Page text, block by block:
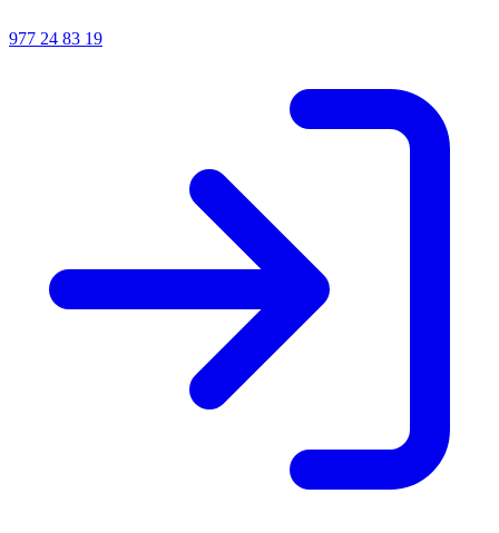
977 24 83 19